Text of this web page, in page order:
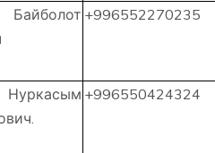
+996552270235
Нуркасым +996550424324